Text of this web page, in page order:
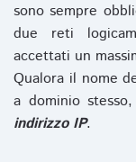
sono sempre
due reti
accettati un
Qualora il nome
a dominio
indirizzo IP.